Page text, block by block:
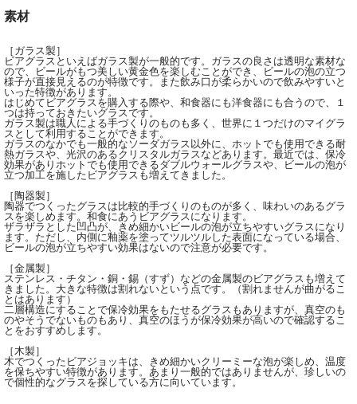
素材
［ガラス製］
ビアグラスといえばガラス製が一般的です。ガラスの良さは透明な素材な
ので、ビールがもつ美しい黄金色を楽しむことができ、ビールの泡の立つ
様子が直接見えるのが特徴です。また飲み口が柔らかいので飲みやすいと
いった特徴があります。
はじめてビアグラスを購入する際や、和食器にも洋食器にも合うので、１
つは持っておきたいグラスです。
ガラス製は職人による手づくりのものも多く、世界に１つだけのマイグラ
スとして利用することができます。
ガラスのなかでも一般的なソーダガラス以外に、ホットでも使用できる耐
熱ガラスや、光沢のあるクリスタルガラスなどあります。最近では、保冷
効果がありホットでも使用できるダブルウォールグラスや、ビールの泡が
立つ加工を施したビアグラスも増えてきました。
［陶器製］
陶器でつくったグラスは比較的手づくりのものが多く、味わいのあるグラ
スを楽しめます。和食にあうビアグラスになります。
ザラザラとした凹凸が、きめ細かいビールの泡が立ちやすいグラスになり
ます。ただし、内側に釉薬を塗ってツルツルした表面になっている場合、
ビールの泡が立ちやすい効果はないので注意が必要です。
［金属製］
ステンレス・チタン・銅・錫（すず）などの金属製のビアグラスも増えて
きました。大きな特徴は割れないという点です。（割れませんが曲がるこ
とはあります）
二層構造にすることで保冷効果をもたせるグラスもありますが、真空のも
のやそうでないものもあり、真空のほうが保冷効果が高いので確認するこ
とをおすすめします。
［木製］
木でつくったビアジョッキは、きめ細かいクリーミーな泡が楽しめ、温度
を保ちやすい特徴があります。あまり一般的ではありませんが、珍しいの
で個性的なグラスを探している方に向いています。